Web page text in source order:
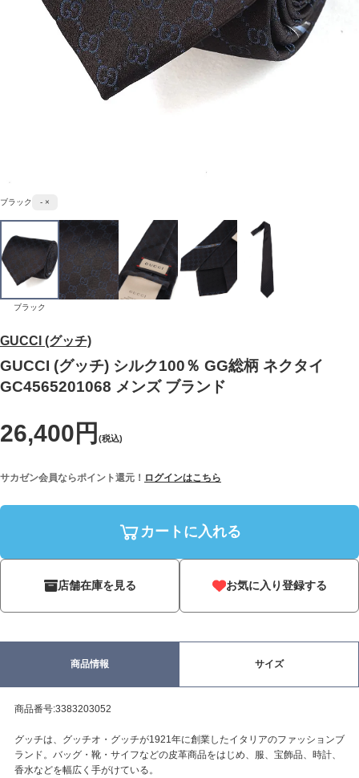
GUCCI (グッチ)
GUCCI (グッチ) シルク100％ GG総柄 ネクタイ
GC4565201068 メンズ ブランド
26,400円 (税込)
サカゼン会員ならポイント還元！ ログインはこちら
カートに入れる
店舗在庫を見る お気に入り登録する
ブラック - ×
ブラック
商品情報 サイズ
商品番号:3383203052
グッチは、グッチオ・グッチが1921年に創業したイタリアのファッションブ
ランド。バッグ・靴・サイフなどの皮革商品をはじめ、服、宝飾品、時計、
香水などを幅広く手がけている。